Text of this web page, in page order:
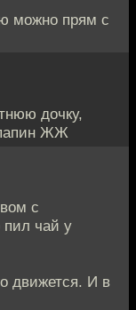
можно прям с
дочку,
папин ЖЖ
с
чай у
движется. И в